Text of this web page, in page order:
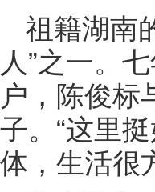
祖籍湖南
人”之一。
户，陈俊标
子。“这里
体，生活很